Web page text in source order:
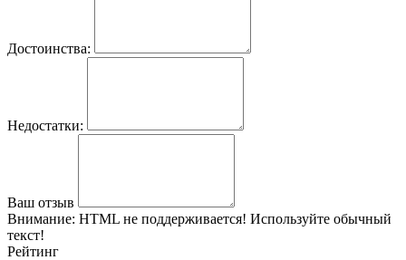
Достоинства:
Недостатки:
Ваш отзыв
Внимание: HTML не поддерживается! Используйте обычный
текст!
Рейтинг